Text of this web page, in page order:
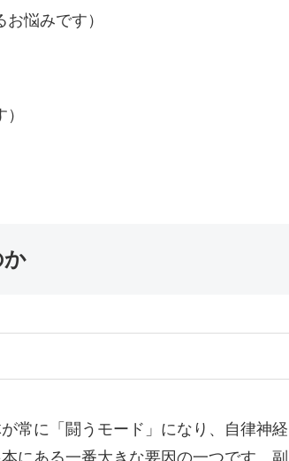
悩みです）
常に「闘うモード」になり、自律神経